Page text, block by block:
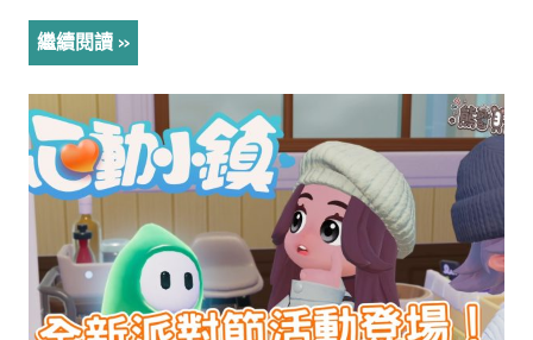
繼續閱讀